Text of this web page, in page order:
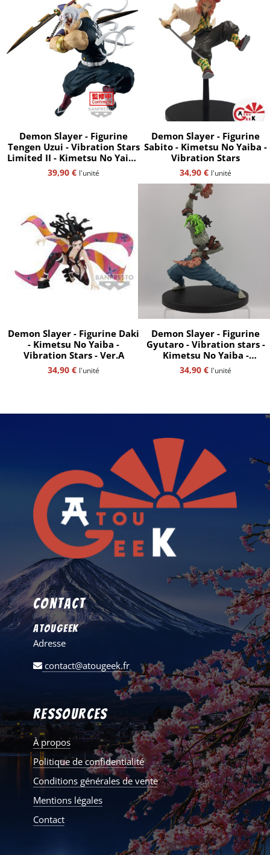
Demon Slayer - Figurine
Tengen Uzui - Vibration Stars
Limited II - Kimetsu No Yaiba
- Bandaï Spirits
39,90 € l'unité
Demon Slayer - Figurine
Sabito - Kimetsu No Yaiba -
Vibration Stars
34,90 € l'unité
Demon Slayer - Figurine Daki
- Kimetsu No Yaiba -
Vibration Stars - Ver.A
34,90 € l'unité
Demon Slayer - Figurine
Gyutaro - Vibration stars -
Kimetsu No Yaiba -
Banpresto
34,90 € l'unité
Contact
AtouGeek
Adresse
contact@atougeek.fr
Ressources
À propos
Politique de confidentialité
Conditions générales de vente
Mentions légales
Contact